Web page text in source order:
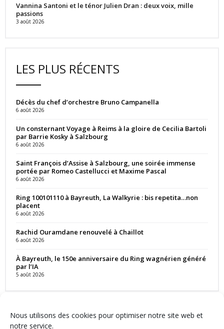
Nous utilisons des cookies pour optimiser notre site web et
notre service.
Vannina Santoni et le ténor Julien Dran : deux voix, mille
passions
3 août 2026
LES PLUS RÉCENTS
Décès du chef d’orchestre Bruno Campanella
6 août 2026
Un consternant Voyage à Reims à la gloire de Cecilia Bartoli
par Barrie Kosky à Salzbourg
6 août 2026
Saint François d’Assise à Salzbourg, une soirée immense
portée par Romeo Castellucci et Maxime Pascal
6 août 2026
Ring 100101110 à Bayreuth, La Walkyrie : bis repetita…non
placent
6 août 2026
Rachid Ouramdane renouvelé à Chaillot
6 août 2026
À Bayreuth, le 150e anniversaire du Ring wagnérien généré
par l’IA
5 août 2026